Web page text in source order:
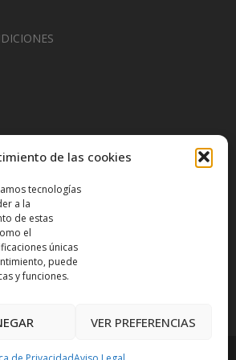
de las cookies
tecnologías
a la
de estas
el
únicas
puede
y funciones.
VER PREFERENCIAS